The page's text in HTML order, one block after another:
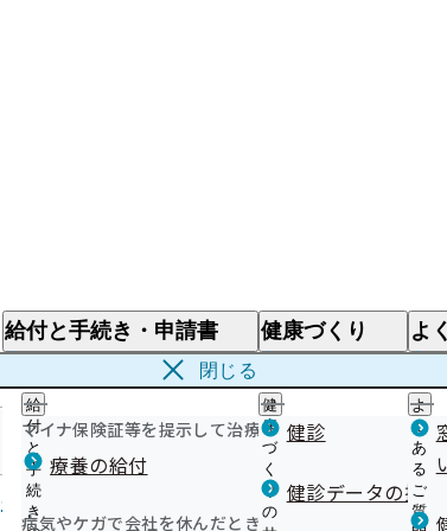
給付と手続き・申請書
給付と手続き
給
付
と
手
続
き
マイナ保険証等を提示して治療を受けるとき
療養の給付
病気やケガで会社を休んだとき
健康づくり
健
康
づ
く
り
の
健診
健診データの提
よ
よ
く
あ
る
ご
質
閉じる
北海道支部